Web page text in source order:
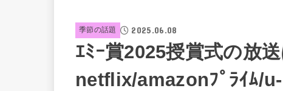
季節の話題 2025.06.08
ｴﾐｰ賞2025授賞式の放
netflix/amazonﾌﾟﾗｲﾑ/